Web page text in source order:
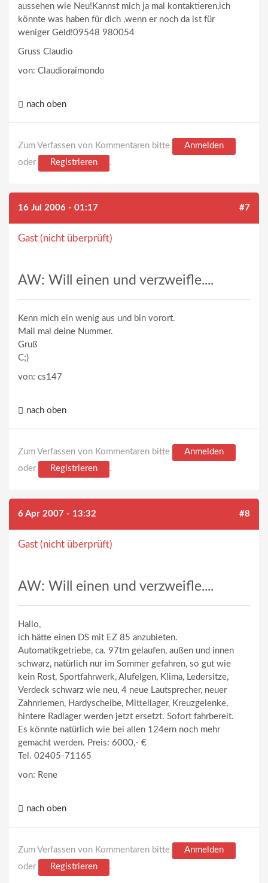
aussehen wie Neu!Kannst mich ja mal kontaktieren,ich
könnte was haben für dich ,wenn er noch da ist für
weniger Geld!09548 980054
Gruss Claudio
von: Claudioraimondo
nach oben
Zum Verfassen von Kommentaren bitte
Anmelden
oder
Registrieren .
16 Jul 2006 - 01:17 #7
Gast (nicht überprüft)
AW: Will einen und verzweifle....
Kenn mich ein wenig aus und bin vorort.
Mail mal deine Nummer.
Gruß
C;)
von: cs147
nach oben
Zum Verfassen von Kommentaren bitte
Anmelden
oder
Registrieren .
6 Apr 2007 - 13:32 #8
Gast (nicht überprüft)
AW: Will einen und verzweifle....
Hallo,
ich hätte einen DS mit EZ 85 anzubieten.
Automatikgetriebe, ca. 97tm gelaufen, außen und innen
schwarz, natürlich nur im Sommer gefahren, so gut wie
kein Rost, Sportfahrwerk, Alufelgen, Klima, Ledersitze,
Verdeck schwarz wie neu, 4 neue Lautsprecher, neuer
Zahnriemen, Hardyscheibe, Mittellager, Kreuzgelenke,
hintere Radlager werden jetzt ersetzt. Sofort fahrbereit.
Es könnte natürlich wie bei allen 124ern noch mehr
gemacht werden. Preis: 6000,- €
Tel. 02405-71165
von: Rene
nach oben
Zum Verfassen von Kommentaren bitte
Anmelden
oder
Registrieren .